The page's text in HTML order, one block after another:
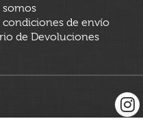
somos
condiciones de envío
de Devoluciones